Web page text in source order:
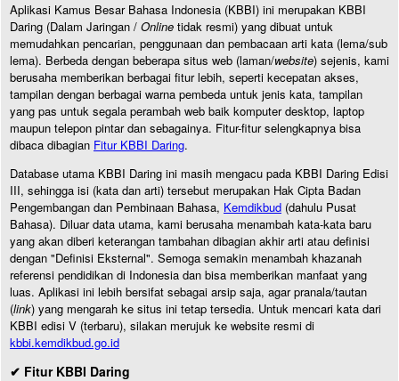
Aplikasi Kamus Besar Bahasa Indonesia (KBBI) ini merupakan KBBI
Daring (Dalam Jaringan / Online tidak resmi) yang dibuat untuk
memudahkan pencarian, penggunaan dan pembacaan arti kata (lema/sub
lema). Berbeda dengan beberapa situs web (laman/website) sejenis, kami
berusaha memberikan berbagai fitur lebih, seperti kecepatan akses,
tampilan dengan berbagai warna pembeda untuk jenis kata, tampilan
yang pas untuk segala perambah web baik komputer desktop, laptop
maupun telepon pintar dan sebagainya. Fitur-fitur selengkapnya bisa
dibaca dibagian Fitur KBBI Daring.
Database utama KBBI Daring ini masih mengacu pada KBBI Daring Edisi
III, sehingga isi (kata dan arti) tersebut merupakan Hak Cipta Badan
Pengembangan dan Pembinaan Bahasa, Kemdikbud (dahulu Pusat
Bahasa). Diluar data utama, kami berusaha menambah kata-kata baru
yang akan diberi keterangan tambahan dibagian akhir arti atau definisi
dengan "Definisi Eksternal". Semoga semakin menambah khazanah
referensi pendidikan di Indonesia dan bisa memberikan manfaat yang
luas. Aplikasi ini lebih bersifat sebagai arsip saja, agar pranala/tautan
(link) yang mengarah ke situs ini tetap tersedia. Untuk mencari kata dari
KBBI edisi V (terbaru), silakan merujuk ke website resmi di
kbbi.kemdikbud.go.id
✔ Fitur KBBI Daring